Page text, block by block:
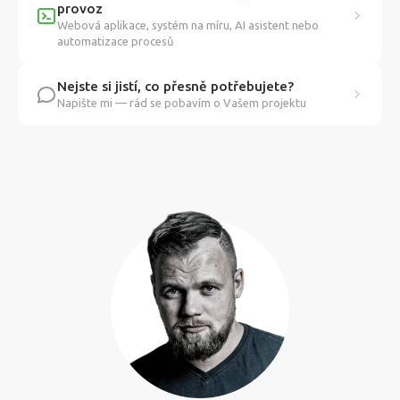
provoz
Webová aplikace, systém na míru, AI asistent nebo
automatizace procesů
Nejste si jistí, co přesně potřebujete?
Napište mi — rád se pobavím o Vašem projektu